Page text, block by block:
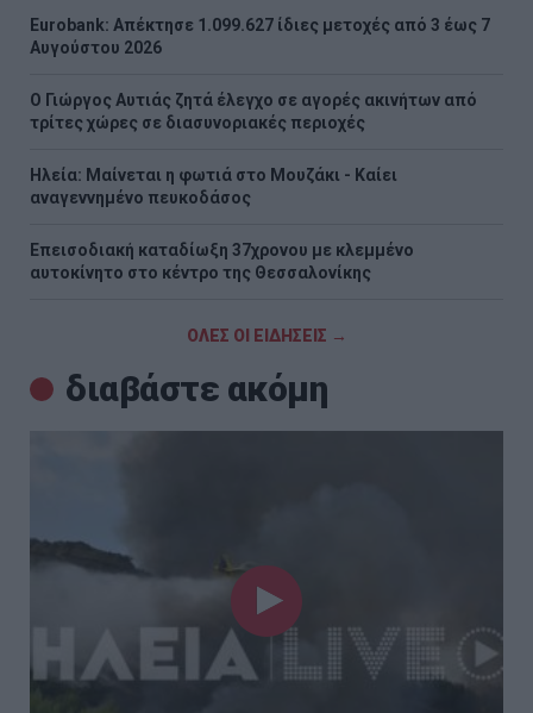
Eurobank: Απέκτησε 1.099.627 ίδιες μετοχές από 3 έως 7
Αυγούστου 2026
Ο Γιώργος Αυτιάς ζητά έλεγχο σε αγορές ακινήτων από
τρίτες χώρες σε διασυνοριακές περιοχές
Ηλεία: Μαίνεται η φωτιά στο Μουζάκι - Καίει
αναγεννημένο πευκοδάσος
Επεισοδιακή καταδίωξη 37χρονου με κλεμμένο
αυτοκίνητο στο κέντρο της Θεσσαλονίκης
ΟΛΕΣ ΟΙ ΕΙΔΗΣΕΙΣ →
διαβάστε ακόμη